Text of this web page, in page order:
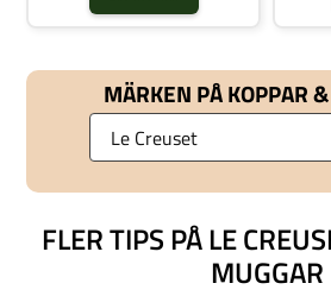
MÄRKEN PÅ KOPPAR
FLER TIPS PÅ LE
MUGGAR